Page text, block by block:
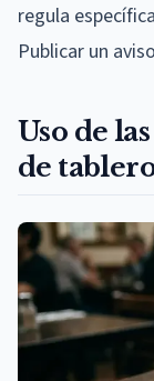
regula
Publicar un
Uso de
de